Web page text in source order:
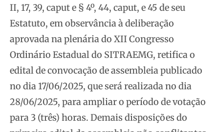
II, 17, 39, caput e § 4º, 44, caput, e 45 de seu
Estatuto, em observância à deliberação
aprovada na plenária do XII Congresso
Ordinário Estadual do SITRAEMG, retifica o
edital de convocação de assembleia publicado
no dia 17/06/2025, que será realizada no dia
28/06/2025, para ampliar o período de votação
para 3 (três) horas. Demais disposições do